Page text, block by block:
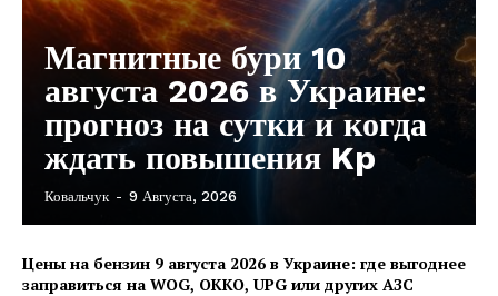
Магнитные бури 10
августа 2026 в Украине:
прогноз на сутки и когда
ждать повышения Kp
Ковальчук - 9 Августа, 2026
Цены на бензин 9 августа 2026 в Украине: где выгоднее
заправиться на WOG, OKKO, UPG или других АЗС